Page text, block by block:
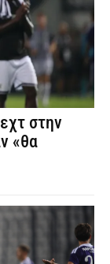
στην
«θα